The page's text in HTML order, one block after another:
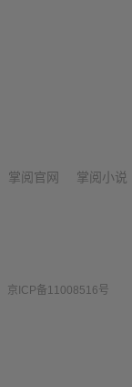
掌阅官网 掌阅小说
京ICP备11008516号